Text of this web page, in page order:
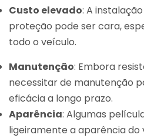
Custo elevado: A
proteção pode ser cara,
todo o veículo.
Manutenção: Embora
necessitar de manutenção
eficácia a longo prazo.
Aparência: Algumas
ligeiramente a aparência do